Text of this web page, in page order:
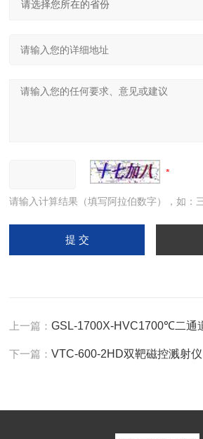
请输入计算结果（填写阿拉伯数字），如：
上一篇：GSL-1700X-HVC1700℃二通道混
下一篇：VTC-600-2HD双靶磁控溅射仪